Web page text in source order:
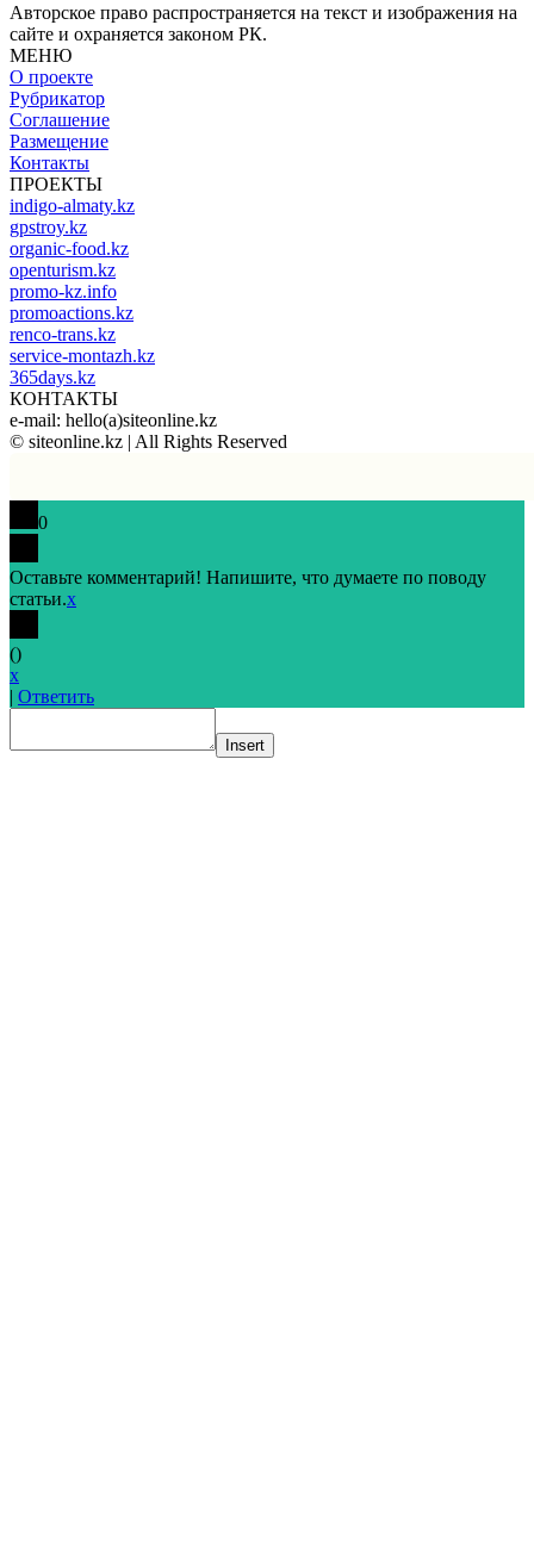
Авторское право распространяется на текст и изображения на
сайте и охраняется законом РК.
МЕНЮ
О проекте
Рубрикатор
Соглашение
Размещение
Контакты
ПРОЕКТЫ
indigo-almaty.kz
gpstroy.kz
organic-food.kz
openturism.kz
promo-kz.info
promoactions.kz
renco-trans.kz
service-montazh.kz
365days.kz
КОНТАКТЫ
e-mail: hello(a)siteonline.kz
© siteonline.kz | All Rights Reserved
0
Оставьте комментарий! Напишите, что думаете по поводу
статьи.x
()
x
| Ответить
Insert